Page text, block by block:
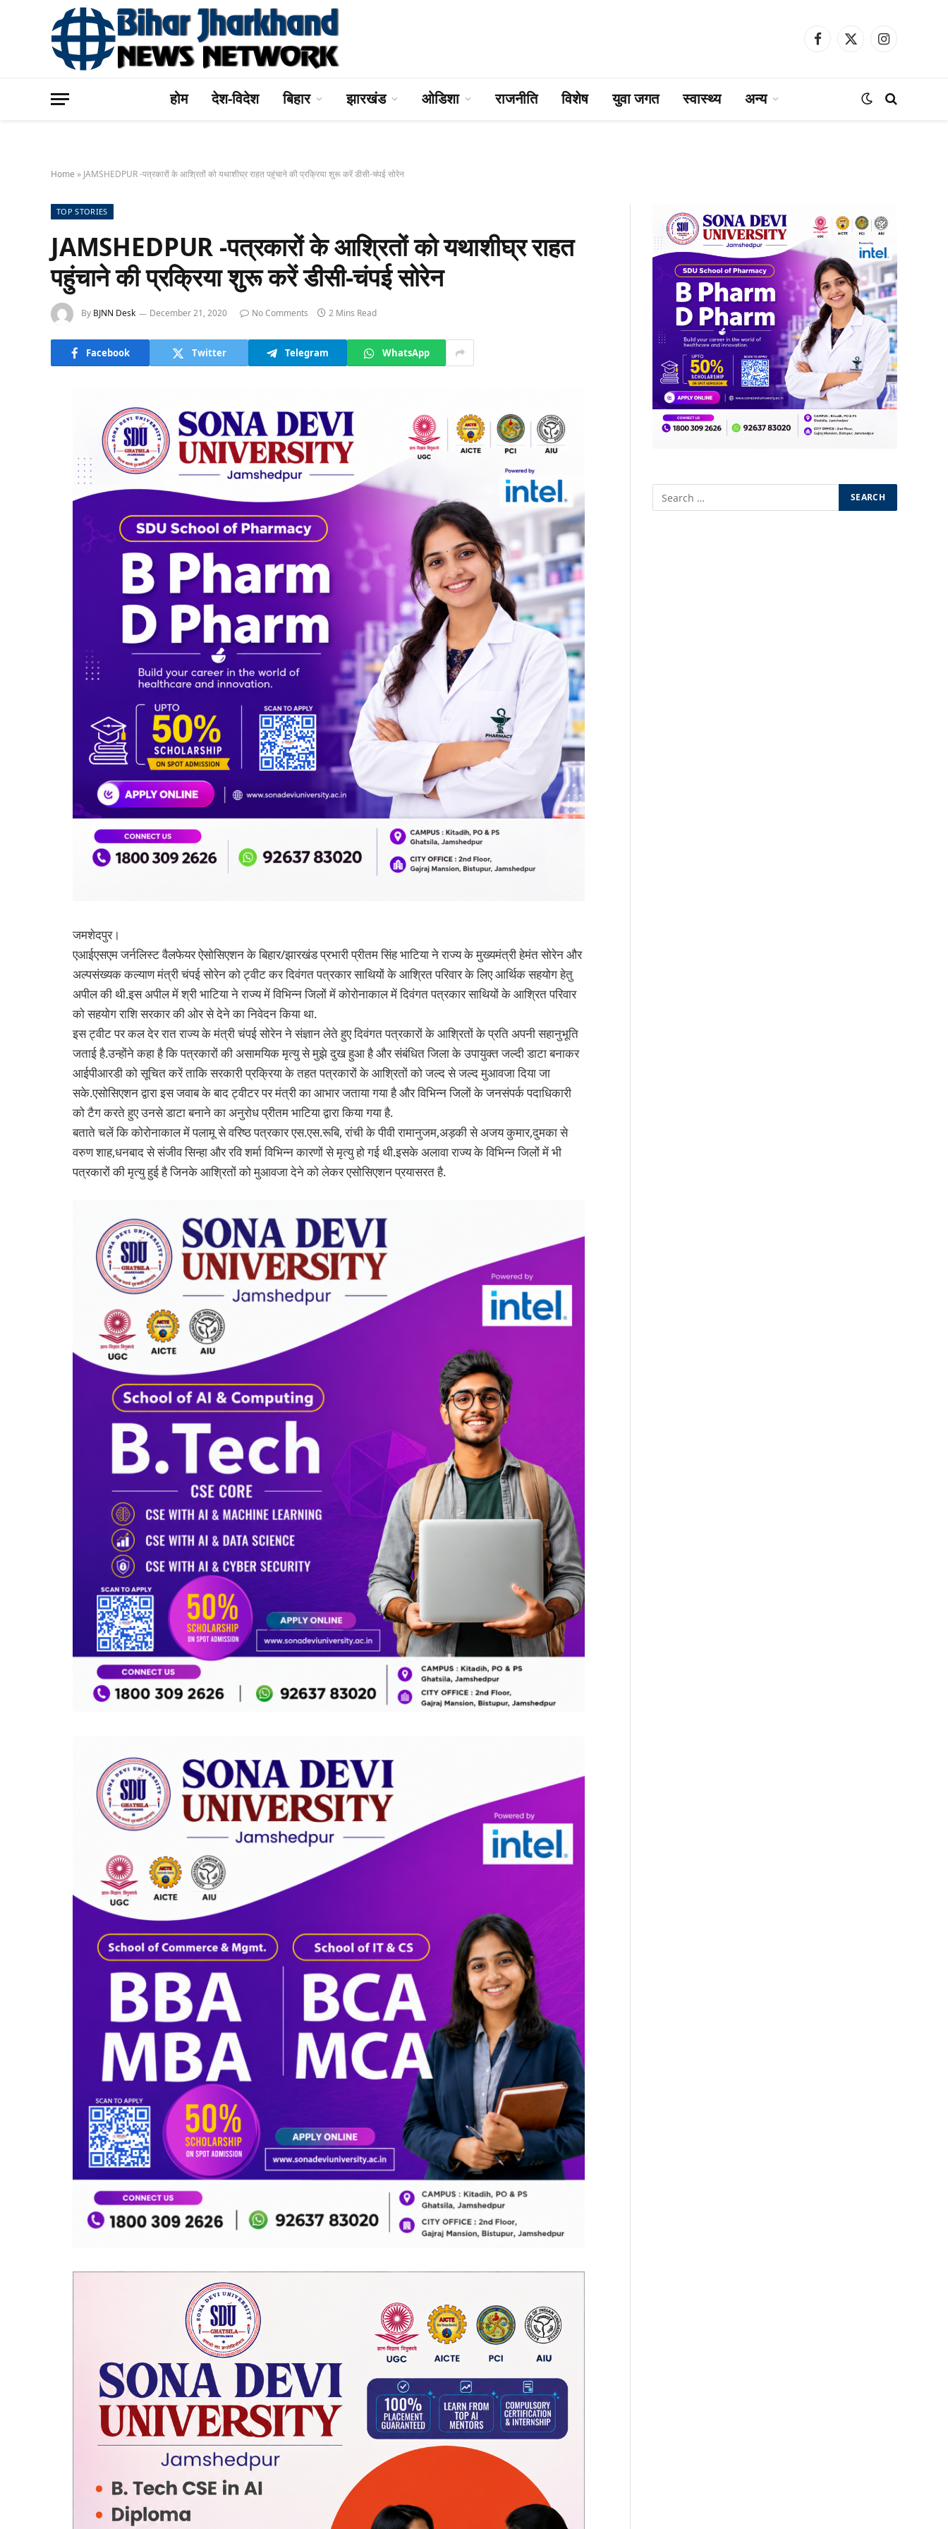
Facebook
X
Instagram
होम देश-विदेश बिहार झारखंड ओडिशा राजनीति विशेष युवा जगत स्वास्थ्य अन्य
Home » JAMSHEDPUR -पत्रकारों के आश्रितों को यथाशीघ्र राहत पहुंचाने की प्रक्रिया शुरू करें डीसी-चंपई सोरेन
TOP STORIES
JAMSHEDPUR -पत्रकारों के आश्रितों को यथाशीघ्र राहत
पहुंचाने की प्रक्रिया शुरू करें डीसी-चंपई सोरेन
By BJNN Desk December 21, 2020 No Comments 2 Mins Read
Facebook Twitter Telegram WhatsApp
जमशेदपुर।
एआईएसएम जर्नलिस्ट वैलफेयर ऐसोसिएशन के बिहार/झारखंड प्रभारी प्रीतम सिंह भाटिया ने राज्य के मुख्यमंत्री हेमंत सोरेन और
अल्पसंख्यक कल्याण मंत्री चंपई सोरेन को ट्वीट कर दिवंगत पत्रकार साथियों के आश्रित परिवार के लिए आर्थिक सहयोग हेतु
अपील की थी.इस अपील में श्री भाटिया ने राज्य में विभिन्न जिलों में कोरोनाकाल में दिवंगत पत्रकार साथियों के आश्रित परिवार
को सहयोग राशि सरकार की ओर से देने का निवेदन किया था.
इस ट्वीट पर कल देर रात राज्य के मंत्री चंपई सोरेन ने संज्ञान लेते हुए दिवंगत पत्रकारों के आश्रितों के प्रति अपनी सहानुभूति
जताई है.उन्होंने कहा है कि पत्रकारों की असामयिक मृत्यु से मुझे दुख हुआ है और संबंधित जिला के उपायुक्त जल्दी डाटा बनाकर
आईपीआरडी को सूचित करें ताकि सरकारी प्रक्रिया के तहत पत्रकारों के आश्रितों को जल्द से जल्द मुआवजा दिया जा
सके.एसोसिएशन द्वारा इस जवाब के बाद ट्वीटर पर मंत्री का आभार जताया गया है और विभिन्न जिलों के जनसंपर्क पदाधिकारी
को टैग करते हुए उनसे डाटा बनाने का अनुरोध प्रीतम भाटिया द्वारा किया गया है.
बताते चलें कि कोरोनाकाल में पलामू से वरिष्ठ पत्रकार एस.एस.रूबि, रांची के पीवी रामानुजम,अड़की से अजय कुमार,दुमका से
वरुण शाह,धनबाद से संजीव सिन्हा और रवि शर्मा विभिन्न कारणों से मृत्यु हो गई थी.इसके अलावा राज्य के विभिन्न जिलों में भी
पत्रकारों की मृत्यु हुई है जिनके आश्रितों को मुआवजा देने को लेकर एसोसिएशन प्रयासरत है.